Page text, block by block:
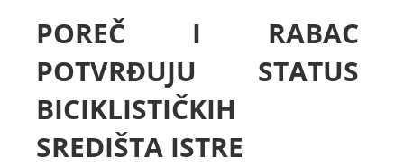
POREČ I RABAC
POTVRĐUJU STATUS
BICIKLISTIČKIH
SREDIŠTA ISTRE